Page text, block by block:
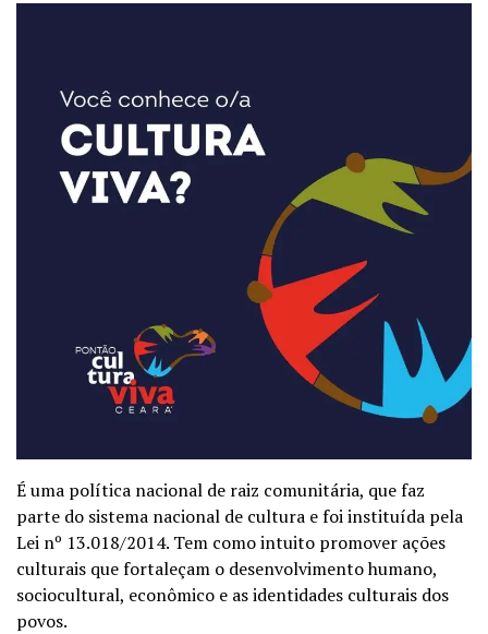
É uma política nacional de raiz comunitária, que faz
parte do sistema nacional de cultura e foi instituída pela
Lei nº 13.018/2014. Tem como intuito promover ações
culturais que fortaleçam o desenvolvimento humano,
sociocultural, econômico e as identidades culturais dos
povos.